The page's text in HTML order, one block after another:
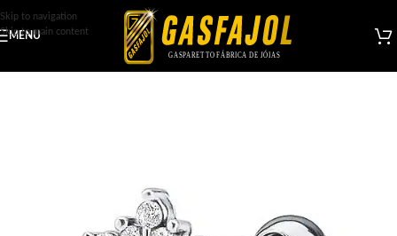
Skip to navigation
Skip to main content
MENU